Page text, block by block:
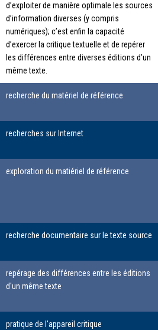
d’exploiter de manière optimale les sources
d’information diverses (y compris
numériques); c’est enfin la capacité
d’exercer la critique textuelle et de repérer
les différences entre diverses éditions d’un
même texte.
recherche du matériel de référence
recherches sur Internet
exploration du matiériel de référence
recherche documentaire sur le texte source
repérage des différences entre les éditions
d'un même texte
pratique de l'appareil critique